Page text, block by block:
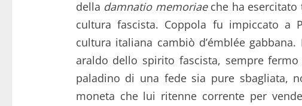
della damnatio memoriaeche ha esercitato
cultura fascista. Coppola fu impiccato a
cultura italiana cambiò d’émblée
araldo dello spirito fascista, sempre
paladino di una fede sia pure sbagliata,
moneta che lui ritenne corrente per